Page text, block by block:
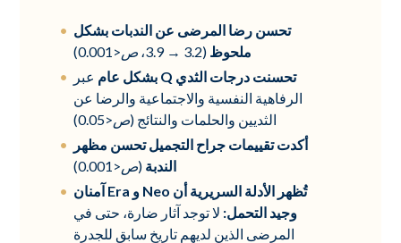
تحسن رضا المرضى عن الندبات بشكل
ملحوظ (3.2 → 3.9، ص<0.001)
تحسنت درجات الثدي Q بشكل عام
عبر
الرفاهية النفسية والاجتماعية والرضا عن
الثديين والحلمات والنتائج (ص<0.05)
أكدت تقييمات جراح التجميل تحسن مظهر
الندبة (ص<0.001)
تُظهر الأدلة السريرية أن Neo و Era آمنان
وجيد التحمل: لا توجد آثار ضارة، حتى في
المرضى الذين لديهم تاريخ سابق للجدرة